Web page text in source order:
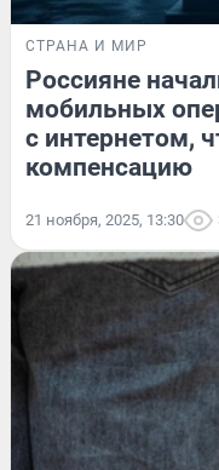
СТРАНА И МИР
Россияне
мобильных
с интернетом,
компенсацию
21 ноября, 2025, 13:30